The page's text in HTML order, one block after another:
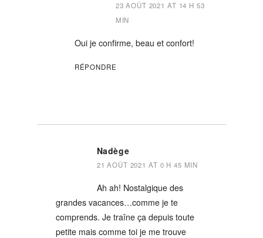
23 AOÛT 2021 AT 14 H 53
MIN
Oui je confirme, beau et confort!
RÉPONDRE
Nadège
21 AOÛT 2021 AT 0 H 45 MIN
Ah ah! Nostalgique des
grandes vacances…comme je te
comprends. Je traîne ça depuis toute
petite mais comme toi je me trouve